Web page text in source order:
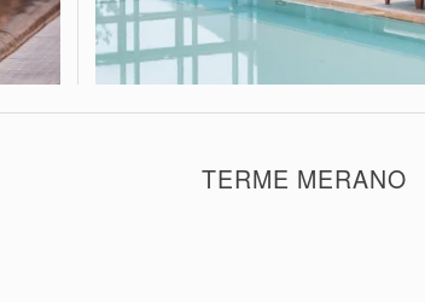
TERME MERANO